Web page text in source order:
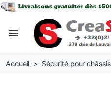
menu
Accueil Sécurité pour châssis